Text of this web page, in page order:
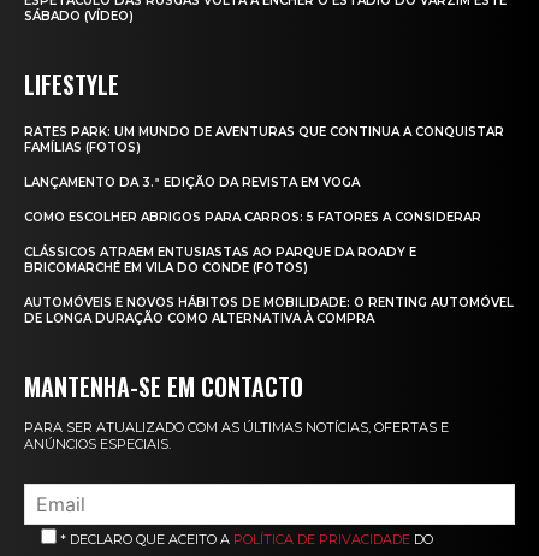
SÁBADO (VÍDEO)
LIFESTYLE
RATES PARK: UM MUNDO DE AVENTURAS QUE CONTINUA A CONQUISTAR
FAMÍLIAS (FOTOS)
LANÇAMENTO DA 3.ª EDIÇÃO DA REVISTA EM VOGA
COMO ESCOLHER ABRIGOS PARA CARROS: 5 FATORES A CONSIDERAR
CLÁSSICOS ATRAEM ENTUSIASTAS AO PARQUE DA ROADY E
BRICOMARCHÉ EM VILA DO CONDE (FOTOS)
AUTOMÓVEIS E NOVOS HÁBITOS DE MOBILIDADE: O RENTING AUTOMÓVEL
DE LONGA DURAÇÃO COMO ALTERNATIVA À COMPRA
MANTENHA-SE EM CONTACTO
PARA SER ATUALIZADO COM AS ÚLTIMAS NOTÍCIAS, OFERTAS E
ANÚNCIOS ESPECIAIS.
* DECLARO QUE ACEITO A POLÍTICA DE PRIVACIDADE DO